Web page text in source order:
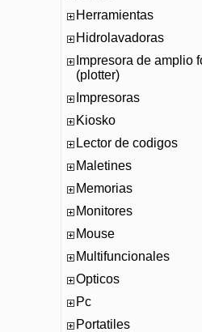
Herramientas
Hidrolavadoras
Impresora de amplio
(plotter)
Impresoras
Kiosko
Lector de codigos
Maletines
Memorias
Monitores
Mouse
Multifuncionales
Opticos
Pc
Portatiles